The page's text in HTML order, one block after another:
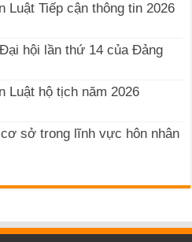
Tiếp cận thông tin 2026
hội lần thứ 14 của Đảng
Luật hộ tịch năm 2026
sở trong lĩnh vực hôn nhân